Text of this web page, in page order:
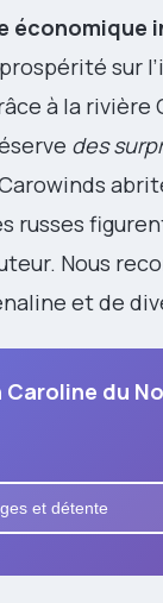
économique
sur
à la rivière
des
russes
Nous
et de
du
et détente